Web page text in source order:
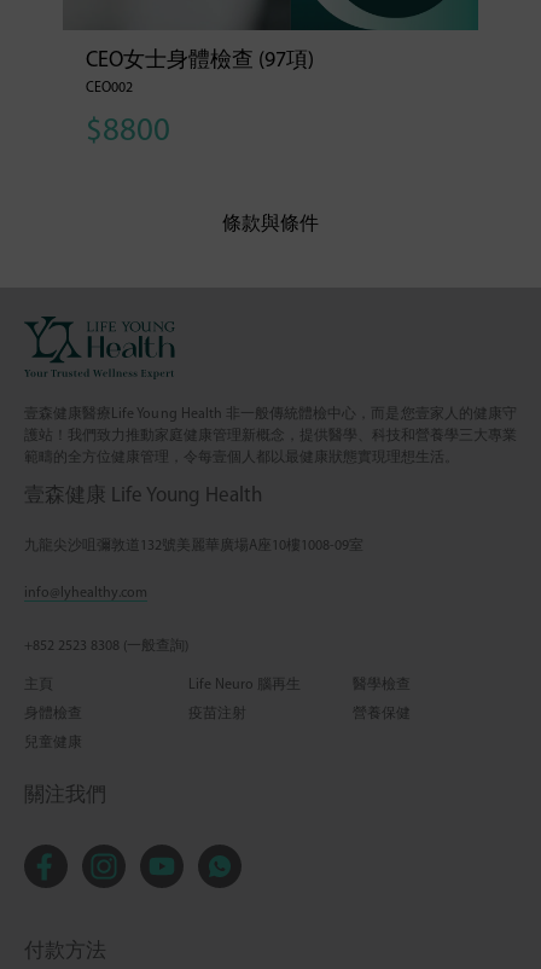
CEO女士身體檢查 (97項)
CEO002
$8800
條款與條件
壹森健康醫療Life Young Health 非一般傳統體檢中心，而是您壹家人的健康守
護站！我們致力推動家庭健康管理新概念，提供醫學、科技和營養學三大專業
範疇的全方位健康管理，令每壹個人都以最健康狀態實現理想生活。
壹森健康 Life Young Health
九龍尖沙咀彌敦道132號美麗華廣場A座10樓1008-09室
info@lyhealthy.com
+852 2523 8308 (一般查詢)
主頁 Life Neuro 腦再生
醫學檢查
身體檢查
疫苗注射
營養保健
兒童健康
關注我們
付款方法